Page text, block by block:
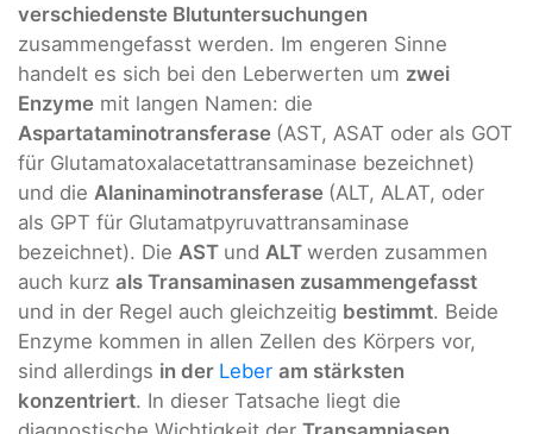
verschiedenste Blutuntersuchungen
zusammengefasst werden. Im engeren Sinne
handelt es sich bei den Leberwerten um zwei
Enzyme mit langen Namen: die
Aspartataminotransferase (AST, ASAT oder als GOT
für Glutamatoxalacetattransaminase bezeichnet)
und die Alaninaminotransferase (ALT, ALAT, oder
als GPT für Glutamatpyruvattransaminase
bezeichnet). Die AST und ALT werden zusammen
auch kurz als Transaminasen zusammengefasst
und in der Regel auch gleichzeitig bestimmt. Beide
Enzyme kommen in allen Zellen des Körpers vor,
sind allerdings in der Leber am stärksten
konzentriert. In dieser Tatsache liegt die